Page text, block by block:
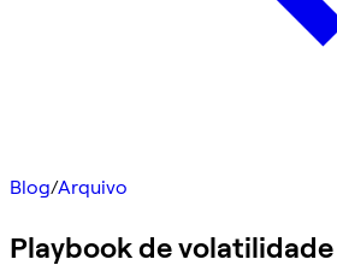
Blog/Arquivo
Playbook de volatilidade